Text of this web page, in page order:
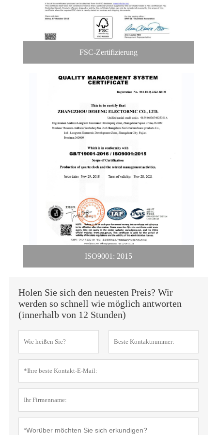
FSC-Zertifizierung
ISO9001: 2015
Holen Sie sich den neuesten Preis? Wir
werden so schnell wie möglich antworten
(innerhalb von 12 Stunden)